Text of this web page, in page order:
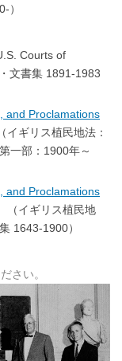
）
Courts of
文書集 1891-1983
and Proclamations
（イギリス植民地法：
一部：1900年～
and Proclamations
（イギリス植民地
1643-1900）
さい。